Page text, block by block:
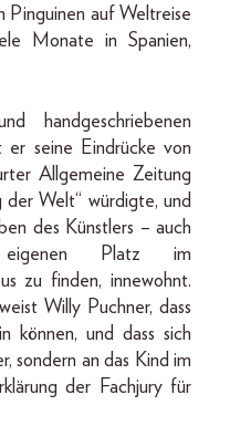
Pinguinen auf Weltreise
Monate in Spanien,
handgeschriebenen
er seine Eindrücke von
Allgemeine Zeitung
der Welt“ würdigte, und
des Künstlers – auch
Platz im
zu finden, innewohnt.
Willy Puchner, dass
können, und dass sich
sondern an das Kind im
der Fachjury für